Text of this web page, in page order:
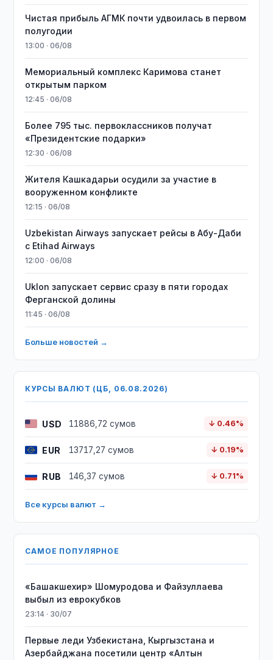
Чистая прибыль АГМК почти удвоилась в первом
полугодии
13:00 · 06/08
Мемориальный комплекс Каримова станет
открытым парком
12:45 · 06/08
Более 795 тыс. первоклассников получат
«Президентские подарки»
12:30 · 06/08
Жителя Кашкадарьи осудили за участие в
вооруженном конфликте
12:15 · 06/08
Uzbekistan Airways запускает рейсы в Абу-Даби
с Etihad Airways
12:00 · 06/08
Uklon запускает сервис сразу в пяти городах
Ферганской долины
11:45 · 06/08
Больше новостей →
КУРСЫ ВАЛЮТ (ЦБ, 06.08.2026)
USD 11886,72 сумов ↓ 0.46%
EUR 13717,27 сумов ↓ 0.19%
RUB 146,37 сумов ↓ 0.71%
Все курсы валют →
САМОЕ ПОПУЛЯРНОЕ
«Башакшехир» Шомуродова и Файзуллаева
выбыл из еврокубков
23:14 · 30/07
Первые леди Узбекистана, Кыргызстана и
Азербайджана посетили центр «Алтын